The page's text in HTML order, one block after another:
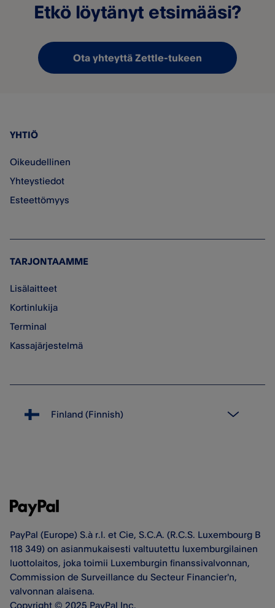
Etkö löytänyt etsimääsi?
Ota yhteyttä Zettle-tukeen
YHTIÖ
Oikeudellinen
Yhteystiedot
Esteettömyys
TARJONTAAMME
Lisälaitteet
Kortinlukija
Terminal
Kassajärjestelmä
PayPal (Europe) S.à r.l. et Cie, S.C.A. (R.C.S. Luxembourg B
118 349) on asianmukaisesti valtuutettu luxemburgilainen
luottolaitos, joka toimii Luxemburgin finanssivalvonnan,
Commission de Surveillance du Secteur Financier'n,
valvonnan alaisena.
Copyright © 2025 PayPal Inc.